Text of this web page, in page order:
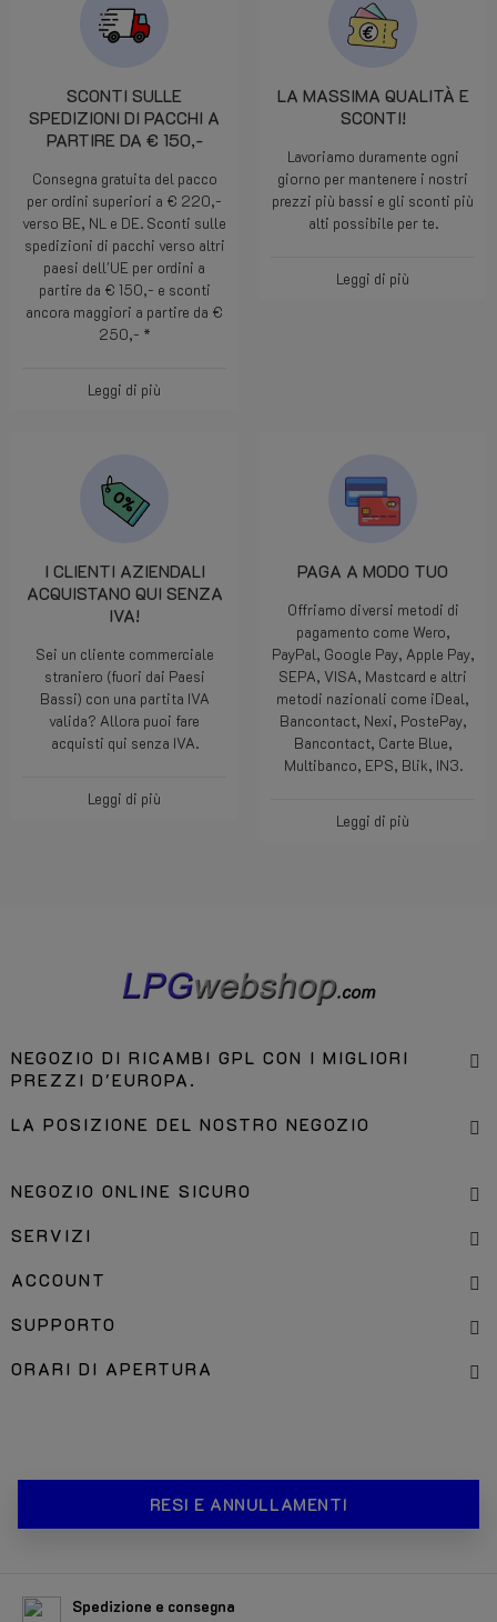
SCONTI SULLE
SPEDIZIONI DI PACCHI A
PARTIRE DA € 150,-
Consegna gratuita del pacco
per ordini superiori a € 220,-
verso BE, NL e DE. Sconti sulle
spedizioni di pacchi verso altri
paesi dell'UE per ordini a
partire da € 150,- e sconti
ancora maggiori a partire da €
250,- *
Leggi di più
LA MASSIMA QUALITÀ E
SCONTI!
Lavoriamo duramente ogni
giorno per mantenere i nostri
prezzi più bassi e gli sconti più
alti possibile per te.
Leggi di più
I CLIENTI AZIENDALI
ACQUISTANO QUI SENZA
IVA!
Sei un cliente commerciale
straniero (fuori dai Paesi
Bassi) con una partita IVA
valida? Allora puoi fare
acquisti qui senza IVA.
Leggi di più
PAGA A MODO TUO
Offriamo diversi metodi di
pagamento come Wero,
PayPal, Google Pay, Apple Pay,
SEPA, VISA, Mastcard e altri
metodi nazionali come iDeal,
Bancontact, Nexi, PostePay,
Bancontact, Carte Blue,
Multibanco, EPS, Blik, IN3.
Leggi di più
NEGOZIO DI RICAMBI GPL CON I MIGLIORI
PREZZI D'EUROPA.
LA POSIZIONE DEL NOSTRO NEGOZIO
NEGOZIO ONLINE SICURO
SERVIZI
ACCOUNT
SUPPORTO
ORARI DI APERTURA
RESI E ANNULLAMENTI
Spedizione e consegna